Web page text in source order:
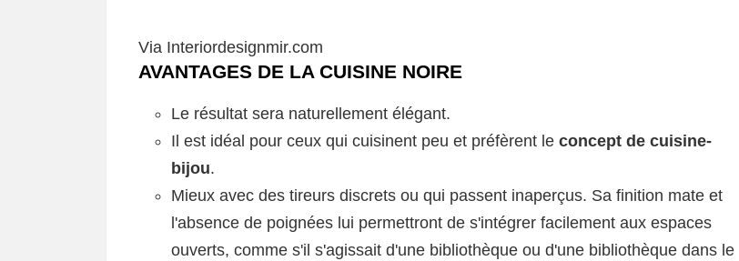
Via Interiordesignmir.com
AVANTAGES DE LA CUISINE NOIRE
Le résultat sera naturellement élégant.
Il est idéal pour ceux qui cuisinent peu et préfèrent le concept de cuisine-
bijou.
Mieux avec des tireurs discrets ou qui passent inaperçus. Sa finition mate et
l'absence de poignées lui permettront de s'intégrer facilement aux espaces
ouverts, comme s'il s'agissait d'une bibliothèque ou d'une bibliothèque dans le